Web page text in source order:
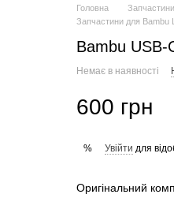
Головна
Запчастини для Bambu
Bambu USB-
Немає в наявності
600 грн
% Увійти для
Оригінальний